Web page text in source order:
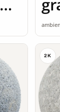
2K